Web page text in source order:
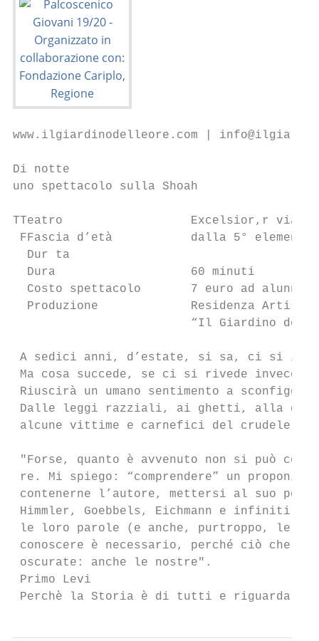
www.ilgiardinodelleore.com |
Di notte
uno spettacolo sulla Shoah
TTeatro                  Excelsior,r via
FFascia d’età           dalla 5°
  Dur ta
Dura                   60 minuti
Costo spettacolo       7 euro ad alunno
Produzione             Residenza
“Il Giardino
A sedici anni, d’estate, si sa, ci si
Ma cosa succede, se ci si rivede invece
Riuscirà un umano sentimento a
Dalle leggi razziali, ai ghetti, alla
alcune vittime e carnefici del crudele e
"Forse, quanto è avvenuto non si può
re. Mi spiego: “comprendere” un
contenerne l’autore, mettersi al suo
Himmler, Goebbels, Eichmann e infiniti
le loro parole (e anche, purtroppo, le
conoscere è necessario, perché ciò che è
oscurate: anche le nostre".
Primo Levi
Perchè la Storia è di tutti e riguarda